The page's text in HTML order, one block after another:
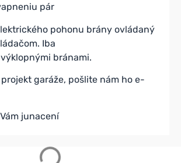
pár
pohonu brány ovládaný
Iba
bránami.
garáže, pošlite nám ho e-
junacení